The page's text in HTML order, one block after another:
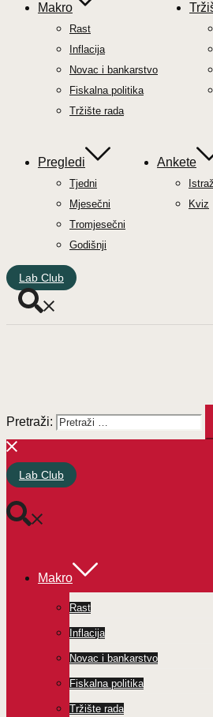
Makro
Rast
Inflacija
Novac i bankarstvo
Fiskalna politika
Tržište rada
Pregledi
Tjedni
Mjesečni
Tromjesečni
Godišnji
Ankete
Kviz
Lab Club
Pretraži:
Lab Club
Makro
Rast
Inflacija
Novac i bankarstvo
Fiskalna politika
Tržište rada